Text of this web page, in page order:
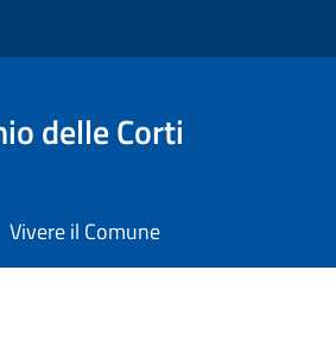
delle Corti
Vivere il Comune